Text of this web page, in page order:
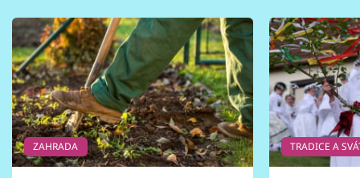
ZAHRADA TRADICE A